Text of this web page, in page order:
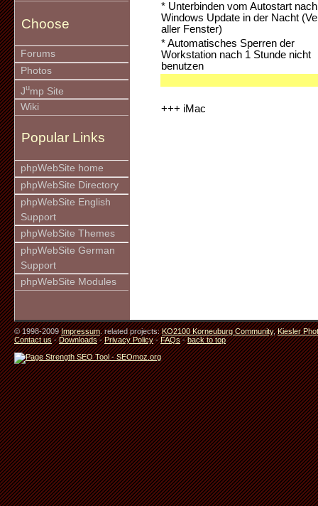
Choose
Forums
Photos
Jump Site
Wiki
Popular Links
phpWebSite home
phpWebSite Directory
phpWebSite English
Support
phpWebSite Themes
phpWebSite German
Support
phpWebSite Modules
* Unterbinden vom Autostart nach
Windows Update in der Nacht
aller Fenster)
* Automatisches Sperren der
Workstation nach 1 Stunde nicht
benutzen
+++ iMac
© 1998-2009Impressum. related projects:KO2100 Korneuburg Community,Kiesler
Contact us-Downloads-Privacy Policy-FAQs-back to top